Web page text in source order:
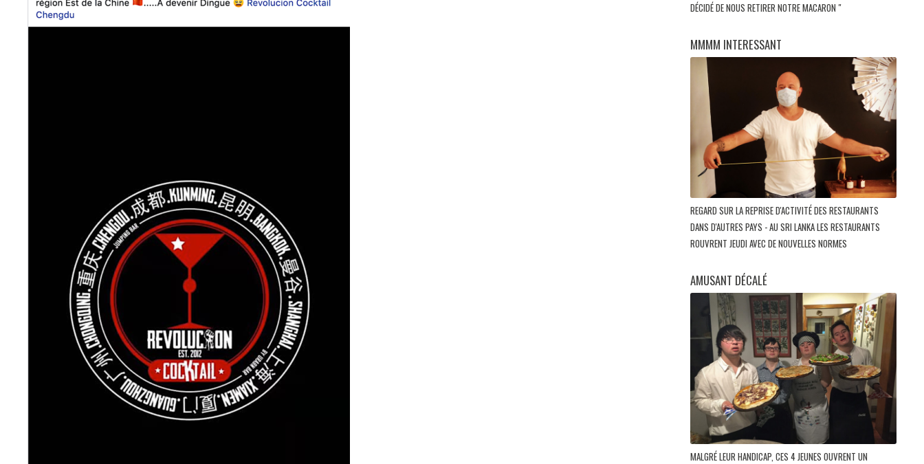
DÉCIDÉ DE NOUS RETIRER NOTRE MACARON "
MMMM INTERESSANT
REGARD SUR LA REPRISE D'ACTIVITÉ DES RESTAURANTS
DANS D'AUTRES PAYS - AU SRI LANKA LES RESTAURANTS
ROUVRENT JEUDI AVEC DE NOUVELLES NORMES
AMUSANT DÉCALÉ
MALGRÉ LEUR HANDICAP, CES 4 JEUNES OUVRENT UN